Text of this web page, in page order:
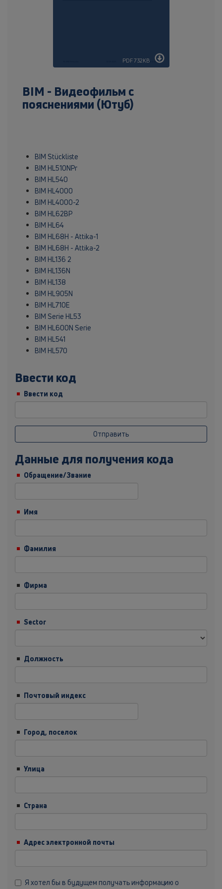
PDF 732KB
BIM - Видеофильм с
пояснениями (Ютуб)
BIM Stückliste
BIM HL510NPr
BIM HL540
BIM HL4000
BIM HL4000-2
BIM HL62BP
BIM HL64
BIM HL68H - Attika-1
BIM HL68H - Attika-2
BIM HL136 2
BIM HL136N
BIM HL138
BIM HL905N
BIM HL710E
BIM Serie HL53
BIM HL600N Serie
BIM HL541
BIM HL570
Ввести код
Ввести код
Отправить
Данные для получения кода
Обращение/Звание
Имя
Фамилия
Фирма
Sector
Должность
Почтовый индекс
Город, поселок
Улица
Страна
Адрес электронной почты
Я хотел бы в будущем получать информацию о